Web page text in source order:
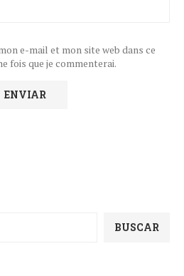
e-mail et mon site web dans ce
fois que je commenterai.
BUSCAR